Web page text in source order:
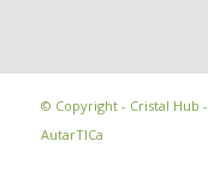
© Copyright - Cristal Hub
AutarTICa